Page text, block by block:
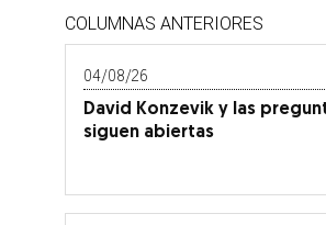
COLUMNAS ANTERIORES
04/08/26
David Konzevik y las
siguen abiertas